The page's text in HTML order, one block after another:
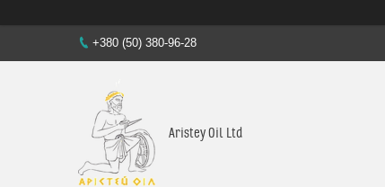
+380 (50) 380-96-28
Aristey Oil Ltd